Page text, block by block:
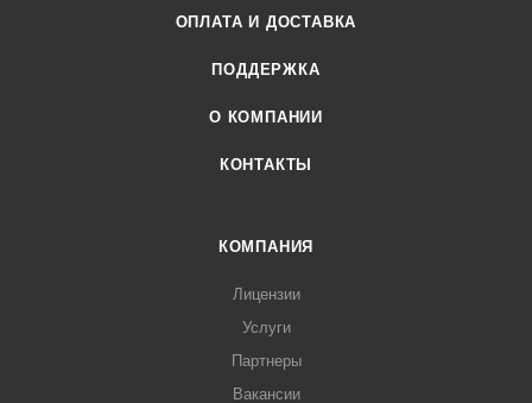
ОПЛАТА И ДОСТАВКА
ПОДДЕРЖКА
О КОМПАНИИ
КОНТАКТЫ
КОМПАНИЯ
Лицензии
Услуги
Партнеры
Вакансии